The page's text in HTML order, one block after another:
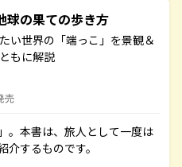
の果ての歩き方
い世界の「端っこ」を景観＆
もに解説
売
。本書は、旅人として一度は
するものです。